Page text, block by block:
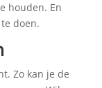
houden. En
doen.
Zo kan je de